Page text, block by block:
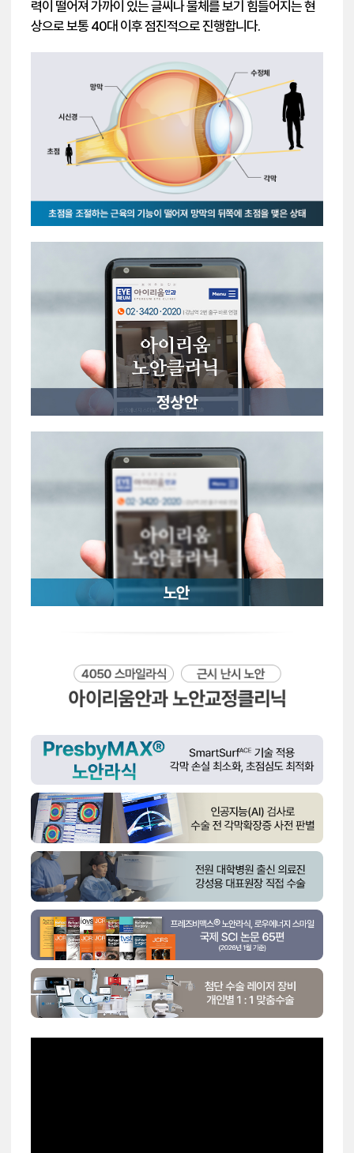
력이 떨어져 가까이 있는 글씨나 물체를 보기 힘들어지는 현
상으로 보통 40대 이후 점진적으로 진행합니다.